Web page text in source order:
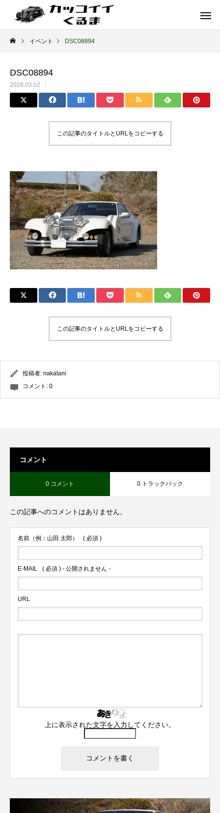
イギリス車
ENGLAND
ドイツ車
GERMANY
イベント DSC08894
DSC08894
2026.03.02
この記事のタイトルとURLをコピーする
この記事のタイトルとURLをコピーする
投稿者: nakatani
コメント: 0
コメント
0 コメント 0 トラックバック
この記事へのコメントはありません。
名前（例：山田 太郎） ( 必須 )
E-MAIL ( 必須 ) - 公開されません -
URL
上に表示された文字を入力してください。